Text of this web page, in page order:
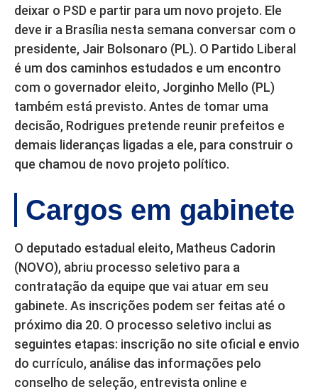
deixar o PSD e partir para um novo projeto. Ele
deve ir a Brasília nesta semana conversar com o
presidente, Jair Bolsonaro (PL). O Partido Liberal
é um dos caminhos estudados e um encontro
com o governador eleito, Jorginho Mello (PL)
também está previsto. Antes de tomar uma
decisão, Rodrigues pretende reunir prefeitos e
demais lideranças ligadas a ele, para construir o
que chamou de novo projeto político.
Cargos em gabinete
O deputado estadual eleito, Matheus Cadorin
(NOVO), abriu processo seletivo para a
contratação da equipe que vai atuar em seu
gabinete. As inscrições podem ser feitas até o
próximo dia 20. O processo seletivo inclui as
seguintes etapas: inscrição no site oficial e envio
do currículo, análise das informações pelo
conselho de seleção, entrevista online e